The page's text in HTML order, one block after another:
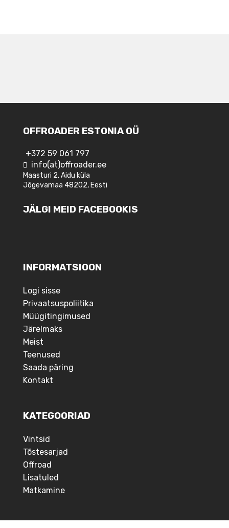
OFFROADER ESTONIA OÜ
+372 59 061 797
info(at)offroader.ee
Maasturi 2, Aidu küla
Jõgevamaa 48202, Eesti
JÄLGI MEID FACEBOOKIS
INFORMATSIOON
Logi sisse
Privaatsuspoliitika
Müügitingimused
Järelmaks
Meist
Teenused
Saada päring
Kontakt
KATEGOORIAD
Vintsid
Tõstesarjad
Offroad
Lisatuled
Matkamine